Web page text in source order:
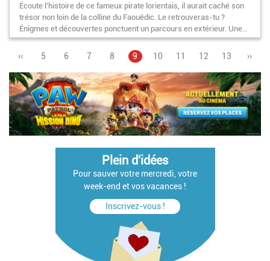
Écoute l’histoire de ce fameux pirate lorientais, il aurait caché son
trésor non loin de la colline du Faouëdic. Le retrouveras-tu ?
Énigmes et découvertes ponctuent un parcours en extérieur. Une…
Pagination
Page
‹‹ Page
5 Page
6 Page
7 Page
8
Page
9 Page
10 Page
11 Page
12 Page
13
Page
››
Plein d'idées
Pour sauver votre mercredi, votre
week-end et vos vacances !
Inscrivez-vous !